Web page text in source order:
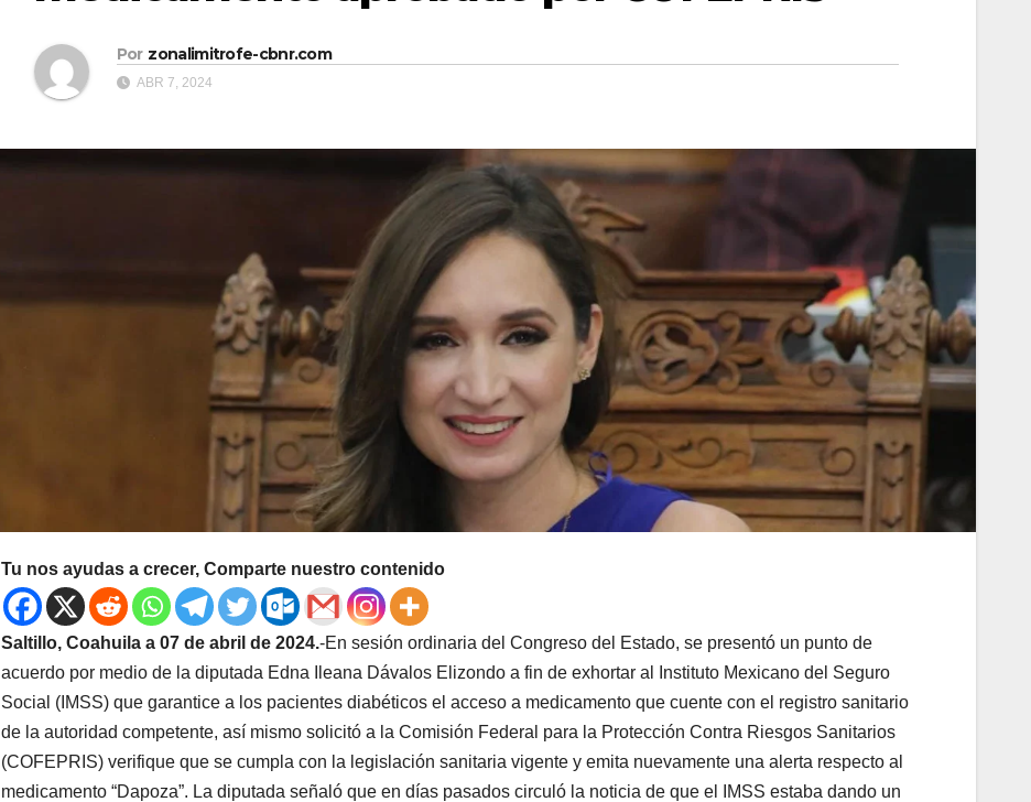
Por zonalimitrofe-cbnr.com
ABR 7, 2024
Tu nos ayudas a crecer, Comparte nuestro contenido
Saltillo, Coahuila a 07 de abril de 2024.-En sesión ordinaria del Congreso del Estado, se presentó un punto de
acuerdo por medio de la diputada Edna Ileana Dávalos Elizondo a fin de exhortar al Instituto Mexicano del Seguro
Social (IMSS) que garantice a los pacientes diabéticos el acceso a medicamento que cuente con el registro sanitario
de la autoridad competente, así mismo solicitó a la Comisión Federal para la Protección Contra Riesgos Sanitarios
(COFEPRIS) verifique que se cumpla con la legislación sanitaria vigente y emita nuevamente una alerta respecto al
medicamento “Dapoza”. La diputada señaló que en días pasados circuló la noticia de que el IMSS estaba dando un